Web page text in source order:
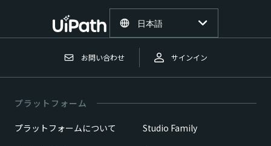
お問い合わせ サインイン
日本語
プラットフォーム
プラットフォームについて Studio Family